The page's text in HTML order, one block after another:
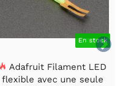

En stock
Adafruit Filament LED
flexible avec une seule